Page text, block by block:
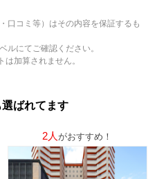
口コミ等）はその内容を保証するも
ルにてご確認ください。
加算されません。
ばれてます
2人 がおすすめ！